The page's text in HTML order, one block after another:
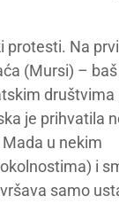
protesti. Na
(Mursi) –
društvima
je prihvatila
u nekim
i
samo